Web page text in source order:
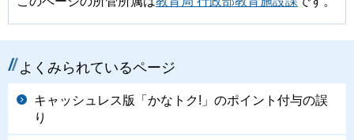
よくみられているページ
キャッシュレス版「かなトク!」のポイント付与の誤
り